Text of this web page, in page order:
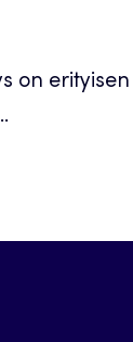
on erityisen